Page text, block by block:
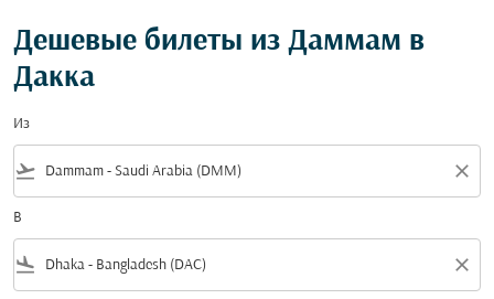
Дешевые билеты из Даммам в
Дакка
Из
flight_takeoff close
В
flight_land close